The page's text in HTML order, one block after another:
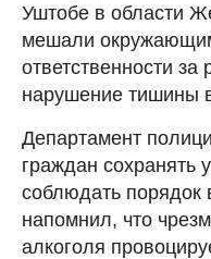
Уштобе в области
мешали
ответственности за
нарушение тишины
Департамент
граждан
соблюдать порядок
напомнил, что
алкоголя